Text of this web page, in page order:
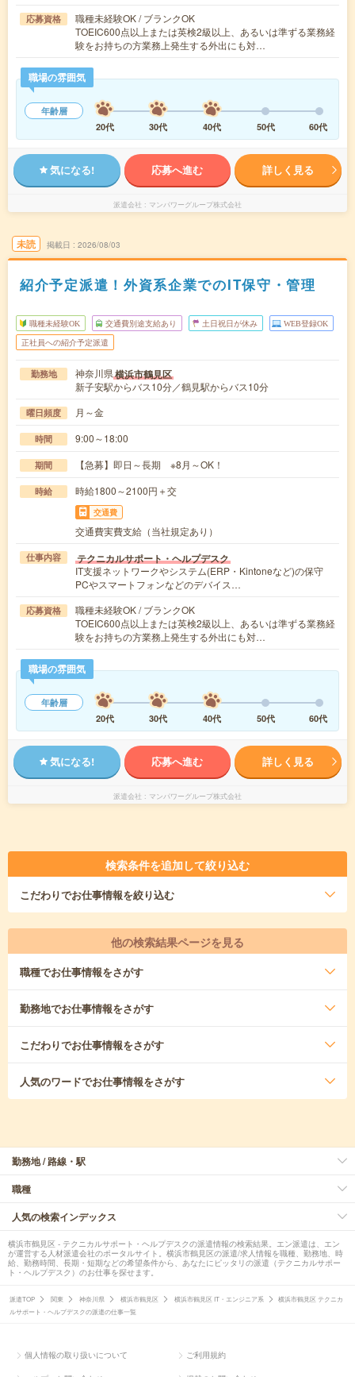
応募資格
職種未経験OK / ブランクOK
TOEIC600点以上または英検2級以上、あるいは準ずる業務経
験をお持ちの方業務上発生する外出にも対…
職場の雰囲気
年齢層
20代
30代 40代 50代 60代
気になる! 応募へ進む 詳しく見る
派遣会社 マンパワーグループ株式会社
未読 掲載日 2026/08/03
紹介予定派遣！外資系企業でのIT保守・管理
職種未経験OK 交通費別途支給あり 土日祝日が休み WEB登録OK
正社員への紹介予定派遣
勤務地 神奈川県横浜市鶴見区
新子安駅からバス10分／鶴見駅からバス10分
曜日頻度 月～金
時間 9:00～18:00
期間 【急募】即日～長期 ※8月～OK！
時給 時給1800～2100円＋交
交通費
交通費実費支給（当社規定あり）
仕事内容 テクニカルサポート・ヘルプデスク
IT支援ネットワークやシステム(ERP・Kintoneなど)の保守
PCやスマートフォンなどのデバイス…
応募資格
職種未経験OK / ブランクOK
TOEIC600点以上または英検2級以上、あるいは準ずる業務経
験をお持ちの方業務上発生する外出にも対…
職場の雰囲気
年齢層
20代
30代 40代 50代 60代
気になる! 応募へ進む 詳しく見る
派遣会社 マンパワーグループ株式会社
検索条件を追加して絞り込む
こだわりでお仕事情報を絞り込む
他の検索結果ページを見る
職種でお仕事情報をさがす
勤務地でお仕事情報をさがす
こだわりでお仕事情報をさがす
人気のワードでお仕事情報をさがす
勤務地 / 路線・駅
職種
人気の検索インデックス
横浜市鶴見区 - テクニカルサポート・ヘルプデスクの派遣情報の検索結果。エン派遣は、エン
が運営する人材派遣会社のポータルサイト。横浜市鶴見区の派遣/求人情報を職種、勤務地、時
給、勤務時間、長期・短期などの希望条件から、あなたにピッタリの派遣（テクニカルサポー
ト・ヘルプデスク）のお仕事を探せます。
派遣TOP 関東 神奈川県 横浜市鶴見区 横浜市鶴見区 IT・エンジニア系
横浜市鶴見区 テクニカ
ルサポート・ヘルプデスクの派遣の仕事一覧
個人情報の取り扱いについて ご利用規約